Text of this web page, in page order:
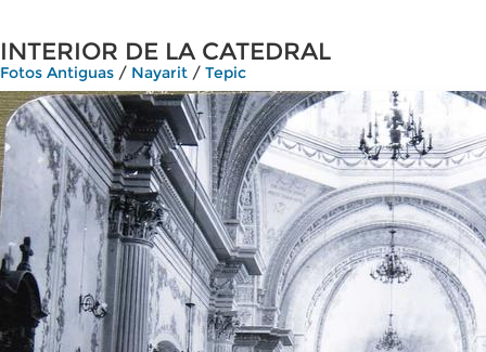
INTERIOR DE LA CATEDRAL
Fotos Antiguas / Nayarit / Tepic